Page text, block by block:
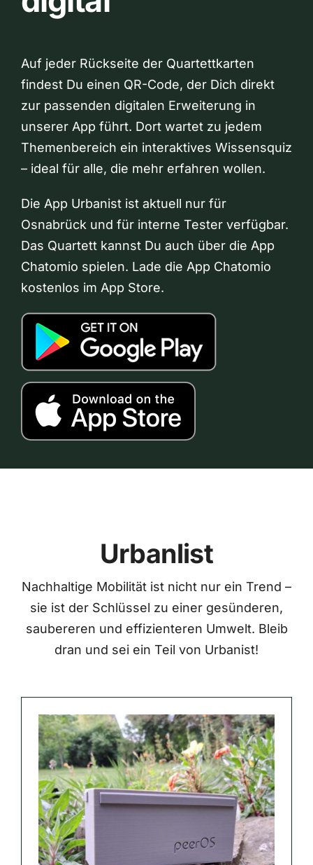
Auf jeder Rückseite der Quartettkarten
findest Du einen QR-Code, der Dich direkt
zur passenden digitalen Erweiterung in
unserer App führt. Dort wartet zu jedem
Themenbereich ein interaktives Wissensquiz
– ideal für alle, die mehr erfahren wollen.
Die App Urbanist ist aktuell nur für
Osnabrück und für interne Tester verfügbar.
Das Quartett kannst Du auch über die App
Chatomio spielen. Lade die App Chatomio
kostenlos im App Store.
Urbanlist
Nachhaltige Mobilität ist nicht nur ein Trend –
sie ist der Schlüssel zu einer gesünderen,
saubereren und effizienteren Umwelt. Bleib
dran und sei ein Teil von Urbanist!